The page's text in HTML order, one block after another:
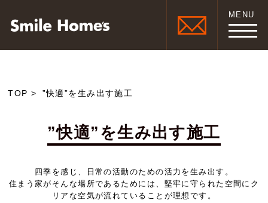
MENU
TOP ”快適”を生み出す施工
”快適”を生み出す施工
四季を感じ、日常の活動のための活力を生み出す。
住まう家がそんな場所であるためには、堅牢に守られた空間にク
リアな空気が流れていることが理想です。